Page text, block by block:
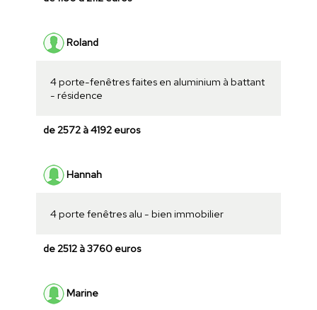
Roland
4 porte-fenêtres faites en aluminium à battant
- résidence
de 2572 à 4192 euros
Hannah
4 porte fenêtres alu - bien immobilier
de 2512 à 3760 euros
Marine